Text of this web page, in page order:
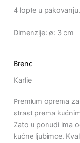
4 lopte u
Dimenzije: ø: 3 cm
Brend
Karlie
Premium oprema
strast prema
Zato u ponudi ima
kućne ljubimce.